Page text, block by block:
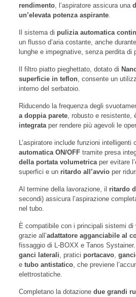
rendimento, l’aspiratore assicura una
un’elevata potenza aspirante.
Il sistema di pulizia automatica
un flusso d’aria costante, anche
lunghe e impegnative, senza perdita di
Il filtro piatto pieghettato, dotato di
superficie in teflon, consente un
interno del serbatoio.
Riducendo la frequenza degli
a doppia parete, robusto e resistente,
integrataper rendere più agevoli le
L’aspiratore include funzioni intelligenti
automatica ON/OFFtramite presa
della portata volumetricaper evitare
superfici e un ritardo all’avvioper
Al termine della lavorazione, il ritardo
secondi) assicura l’aspirazione
nel tubo.
È compatibile con i principali sistemi di
grazie all’adattatore agganciabile al
fissaggio di L-BOXX e Tanos
ganci laterali, pratici portacavo,
e tubo antistatico, che previene
elettrostatiche.
Completano la dotazione due grandi